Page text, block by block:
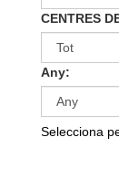
CENTRES
Any:
Selecciona